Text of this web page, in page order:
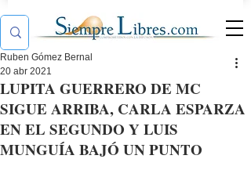
LUPITA GUERRERO DE MC
SIGUE ARRIBA, CARLA ESPARZA
EN EL SEGUNDO Y LUIS
MUNGUÍA BAJÓ UN PUNTO
Ruben Gómez Bernal
20 abr 2021